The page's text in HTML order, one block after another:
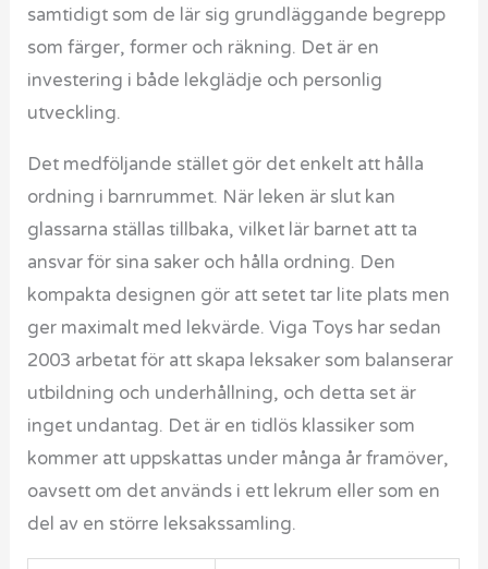
samtidigt som de lär sig grundläggande begrepp
som färger, former och räkning. Det är en
investering i både lekglädje och personlig
utveckling.
Det medföljande stället gör det enkelt att hålla
ordning i barnrummet. När leken är slut kan
glassarna ställas tillbaka, vilket lär barnet att ta
ansvar för sina saker och hålla ordning. Den
kompakta designen gör att setet tar lite plats men
ger maximalt med lekvärde. Viga Toys har sedan
2003 arbetat för att skapa leksaker som balanserar
utbildning och underhållning, och detta set är
inget undantag. Det är en tidlös klassiker som
kommer att uppskattas under många år framöver,
oavsett om det används i ett lekrum eller som en
del av en större leksakssamling.